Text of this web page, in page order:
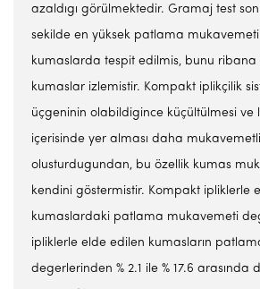
azaldıgı görülmektedir. Gramaj test
sekilde en yüksek patlama
kumaslarda tespit edilmis, bunu ribana
kumaslar izlemistir. Kompakt iplikçilik
üçgeninin olabildigince küçültülmesi ve
içerisinde yer alması daha mukavemetli
olusturdugundan, bu özellik kumas
kendini göstermistir. Kompakt ipliklerle
kumaslardaki patlama mukavemeti
ipliklerle elde edilen kumasların
degerlerinden % 2.1 ile % 17.6